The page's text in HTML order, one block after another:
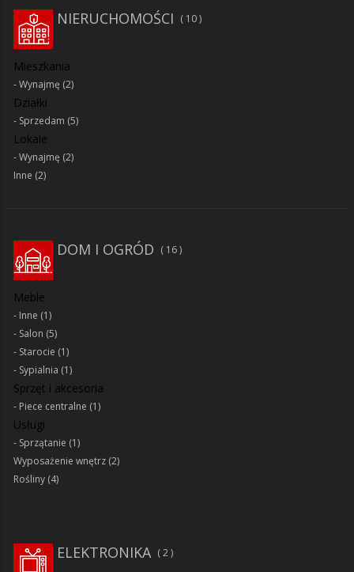
NIERUCHOMOŚCI 10
Mieszkania
Wynajmę (2)
Działki
Sprzedam (5)
Lokale
Wynajmę (2)
Inne (2)
DOM I OGRÓD 16
Meble
Inne (1)
Salon (5)
Starocie (1)
Sypialnia (1)
Sprzęt i akcesoria
Piece centralne (1)
Usługi
Sprzątanie (1)
Wyposażenie wnętrz (2)
Rośliny (4)
2
ELEKTRONIKA